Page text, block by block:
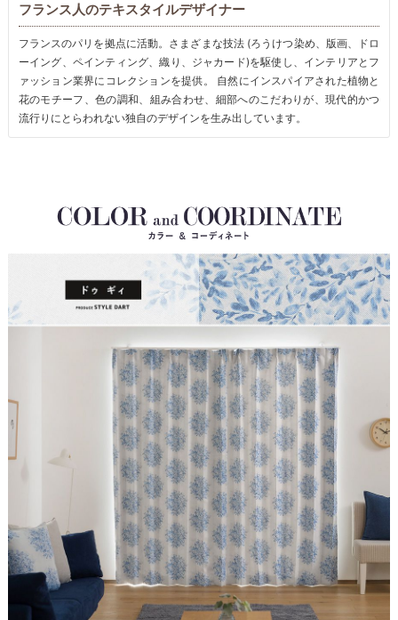
フランス人のテキスタイルデザイナー
フランスのパリを拠点に活動。さまざまな技法 (ろうけつ染め、版画、ドロ
ーイング、ペインティング、織り、ジャカード)を駆使し、インテリアとフ
ァッション業界にコレクションを提供。 自然にインスパイアされた植物と
花のモチーフ、色の調和、組み合わせ、細部へのこだわりが、現代的かつ
流行りにとらわれない独自のデザインを生み出しています。